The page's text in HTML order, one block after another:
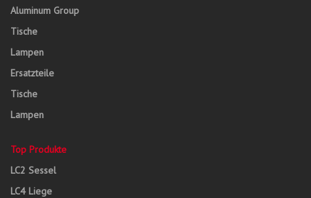
Aluminum Group
Tische
Lampen
Ersatzteile
Tische
Lampen
Top Produkte
LC2 Sessel
LC4 Liege